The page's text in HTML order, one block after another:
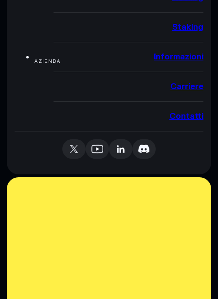
Staking
AZIENDA Informazioni
Carriere
Contatti